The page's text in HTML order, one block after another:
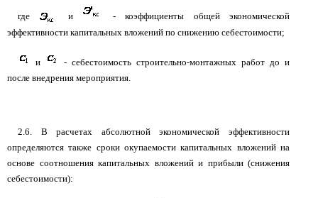
где и
- коэффициенты общей экономической
эффективности капитальных вложений по снижению себестоимости;
и
- себестоимость строительно-монтажных работ до и
после внедрения мероприятия.
2.6. В расчетах абсолютной экономической эффективности
определяются также сроки окупаемости капитальных вложений на
основе соотношения капитальных вложений и прибыли (снижения
себестоимости):